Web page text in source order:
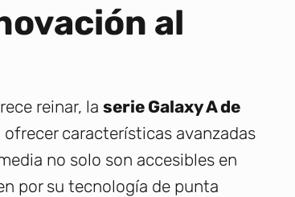
al
reinar, la serie Galaxy A de
características avanzadas
no solo son accesibles en
por su tecnología de punta